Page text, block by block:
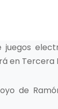
en Tercera
de